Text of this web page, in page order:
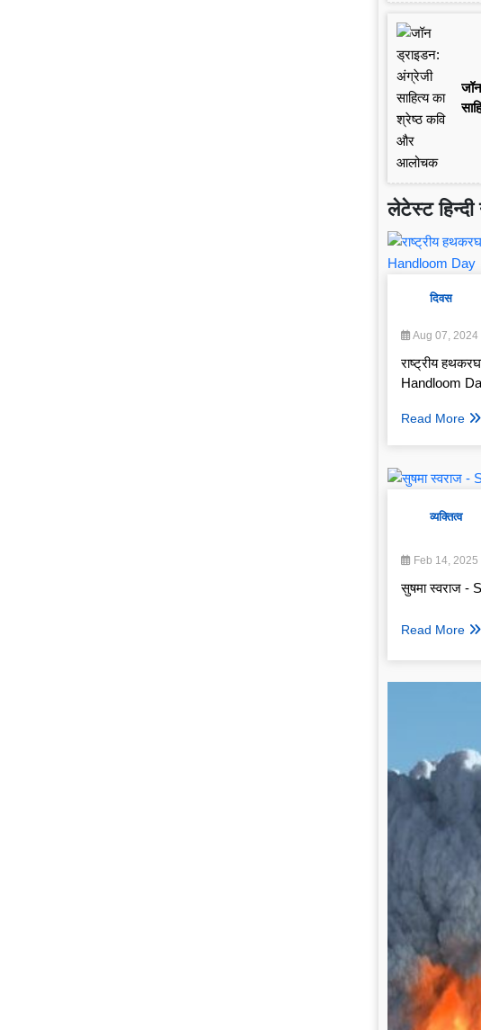
लेटेस्ट
दिवस
Aug 07, 2024
राष्ट्रीय
Handloom
Read More
व्यक्तित्व
Feb 14, 2025
सुषमा स्वराज -
Read More